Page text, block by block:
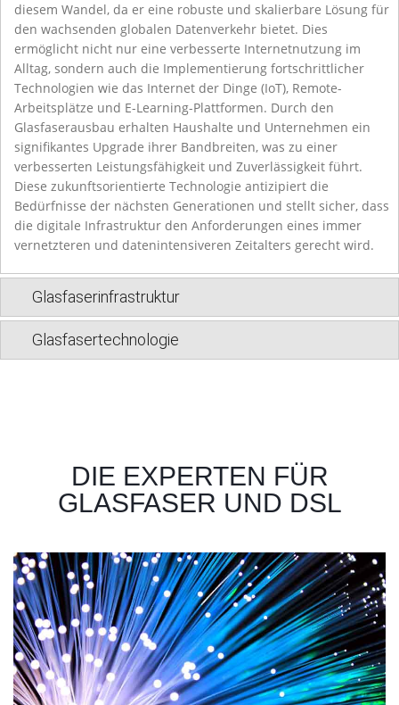
diesem Wandel, da er eine robuste und skalierbare Lösung für
den wachsenden globalen Datenverkehr bietet. Dies
ermöglicht nicht nur eine verbesserte Internetnutzung im
Alltag, sondern auch die Implementierung fortschrittlicher
Technologien wie das Internet der Dinge (IoT), Remote-
Arbeitsplätze und E-Learning-Plattformen. Durch den
Glasfaserausbau erhalten Haushalte und Unternehmen ein
signifikantes Upgrade ihrer Bandbreiten, was zu einer
verbesserten Leistungsfähigkeit und Zuverlässigkeit führt.
Diese zukunftsorientierte Technologie antizipiert die
Bedürfnisse der nächsten Generationen und stellt sicher, dass
die digitale Infrastruktur den Anforderungen eines immer
vernetzteren und datenintensiveren Zeitalters gerecht wird.
Glasfaserinfrastruktur
Glasfasertechnologie
DIE EXPERTEN FÜR
GLASFASER UND DSL